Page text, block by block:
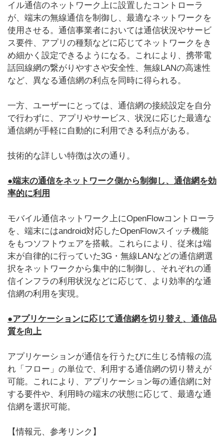
イル通信のネットワーク上に設置したコントローラ
が、端末の無線通信を制御し、最適なネットワークを
使用させる。通信事業者においては通信状況やサービ
ス要件、アプリの種類などに応じてネットワークをき
め細かく設定できるようになる。これにより、携帯電
話回線網の繋がりやすさや安全性、無線LANの高速性
など、異なる通信網の利点を同時に得られる。
一方、ユーザーにとっては、通信網の接続設定を自分
で行わずに、アプリやサービス、状況に応じた最適な
通信網が手軽に自動的に利用できる利点がある。
技術的な詳しい特徴は次の通り。
●端末の通信をネットワーク側から制御し、通信網を効
率的に利用
モバイル通信ネットワーク上にOpenFlowコントローラ
を、端末にはandroid対応したOpenFlowスイッチ機能
をもつソフトウェアを搭載。これらにより、従来は端
末が自律的に行っていた3G・無線LANなどの通信網選
択をネットワークから集中的に制御し、それぞれの通
信インフラの利用状況などに応じて、より効率的な通
信網の利用を実現。
●アプリケーションに応じて通信網を切り替え、通信品
質を向上
アプリケーションが通信を行うたびに生じる情報の流
れ「フロー」の単位で、利用する通信網の切り替えが
可能。これにより、アプリケーション毎の通信網に対
する要件や、利用時の端末の状態に応じて、最適な通
信網を選択可能。
【情報元、参考リンク】